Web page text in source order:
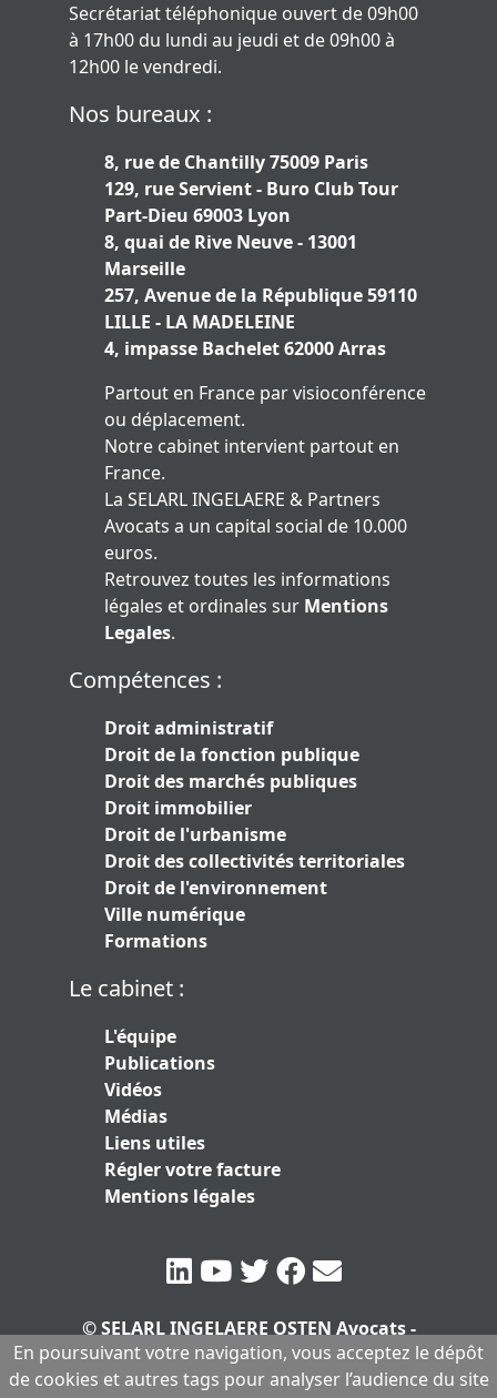
Secrétariat téléphonique ouvert de 09h00
à 17h00 du lundi au jeudi et de 09h00 à
12h00 le vendredi.
Nos bureaux :
8, rue de Chantilly 75009 Paris
129, rue Servient - Buro Club Tour
Part-Dieu 69003 Lyon
8, quai de Rive Neuve - 13001
Marseille
257, Avenue de la République 59110
LILLE - LA MADELEINE
4, impasse Bachelet 62000 Arras
Partout en France par visioconférence
ou déplacement.
Notre cabinet intervient partout en
France.
La SELARL INGELAERE & Partners
Avocats a un capital social de 10.000
euros.
Retrouvez toutes les informations
légales et ordinales sur Mentions
Legales.
Compétences :
Droit administratif
Droit de la fonction publique
Droit des marchés publiques
Droit immobilier
Droit de l'urbanisme
Droit des collectivités territoriales
Droit de l'environnement
Ville numérique
Formations
Le cabinet :
L'équipe
Publications
Vidéos
Médias
Liens utiles
Régler votre facture
Mentions légales
© SELARL INGELAERE OSTEN Avocats -
SERLARL au capital de 10.000 euros|
Mentions légales
En poursuivant votre navigation, vous acceptez le dépôt
de cookies et autres tags pour analyser l’audience du site